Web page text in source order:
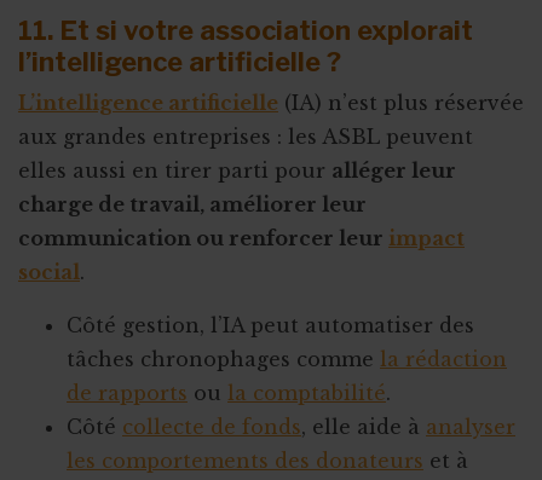
11. Et si votre association explorait
l’intelligence artificielle ?
L’intelligence artificielle (IA) n’est plus réservée
aux grandes entreprises : les ASBL peuvent
elles aussi en tirer parti pour alléger leur
charge de travail, améliorer leur
communication ou renforcer leur impact
social .
Côté gestion, l’IA peut automatiser des
tâches chronophages comme la rédaction
de rapports ou la comptabilité.
Côté collecte de fonds, elle aide à analyser
les comportements des donateurs et à